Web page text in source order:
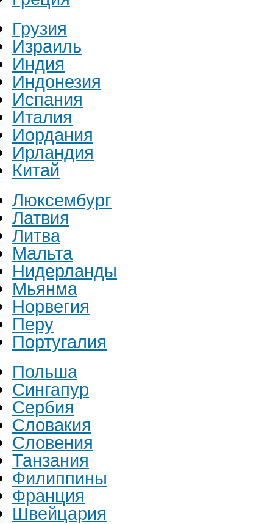
Грузия
Израиль
Индия
Индонезия
Испания
Италия
Иордания
Ирландия
Китай
Люксембург
Латвия
Литва
Мальта
Нидерланды
Мьянма
Норвегия
Перу
Португалия
Польша
Сингапур
Сербия
Словакия
Словения
Танзания
Филиппины
Франция
Швейцария